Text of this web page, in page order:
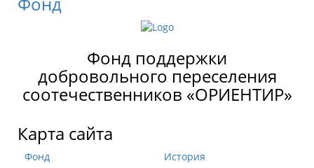
Фонд поддержки
добровольного переселения
соотечественников «ОРИЕНТИР»
Карта сайта
Фонд
История